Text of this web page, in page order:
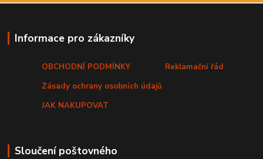
Informace pro zákazníky
OBCHODNÍ PODMÍNKY
Reklamační řád
Zásady ochrany osobních údajů
JAK NAKUPOVAT
Sloučení poštovného